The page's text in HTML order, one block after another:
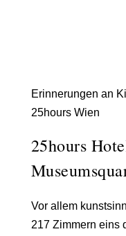
Erinnerungen an
25hours Wien
25hours
Vor allem
217 Zimmern eins